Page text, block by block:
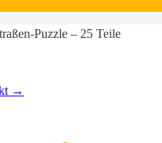
Puzzle – 25 Teile
→